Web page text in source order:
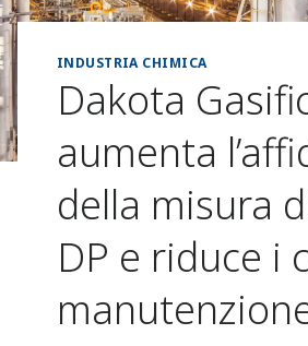
INDUSTRIA CHIMICA
Dakota
aumenta
della misura
DP e riduce i